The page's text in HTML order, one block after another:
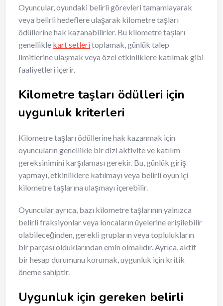
Oyuncular, oyundaki belirli görevleri tamamlayarak
veya belirli hedeflere ulaşarak kilometre taşları
ödüllerine hak kazanabilirler. Bu kilometre taşları
genellikle kart setleritoplamak, günlük talep
limitlerine ulaşmak veya özel etkinliklere katılmak gibi
faaliyetleri içerir.
Kilometre taşları ödülleri için
uygunluk kriterleri
Kilometre taşları ödüllerine hak kazanmak için
oyuncuların genellikle bir dizi aktivite ve katılım
gereksinimini karşılaması gerekir. Bu, günlük giriş
yapmayı, etkinliklere katılmayı veya belirli oyun içi
kilometre taşlarına ulaşmayı içerebilir.
Oyuncular ayrıca, bazı kilometre taşlarının yalnızca
belirli fraksiyonlar veya loncaların üyelerine erişilebilir
olabileceğinden, gerekli grupların veya toplulukların
bir parçası olduklarından emin olmalıdır. Ayrıca, aktif
bir hesap durumunu korumak, uygunluk için kritik
öneme sahiptir.
Uygunluk için gereken belirli